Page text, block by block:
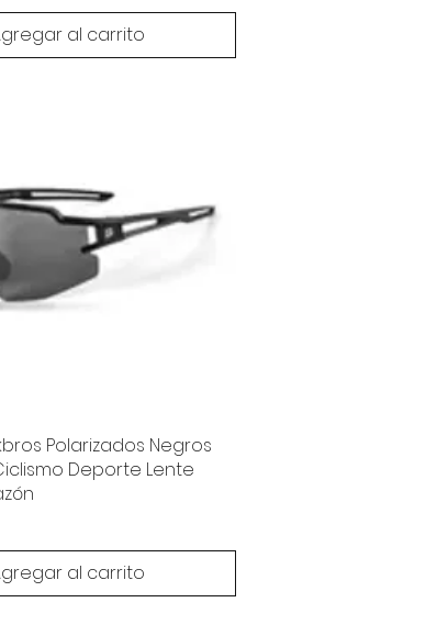
al carrito
Polarizados Negros
Deporte Lente
al carrito